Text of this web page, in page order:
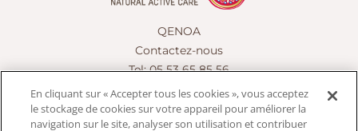
QENOA
Contactez-nous
Tel: 05 53 65 85 56
contact@qenoa.fr
En cliquant sur « Accepter tous les cookies », vous acceptez
le stockage de cookies sur votre appareil pour améliorer la
navigation sur le site, analyser son utilisation et contribuer